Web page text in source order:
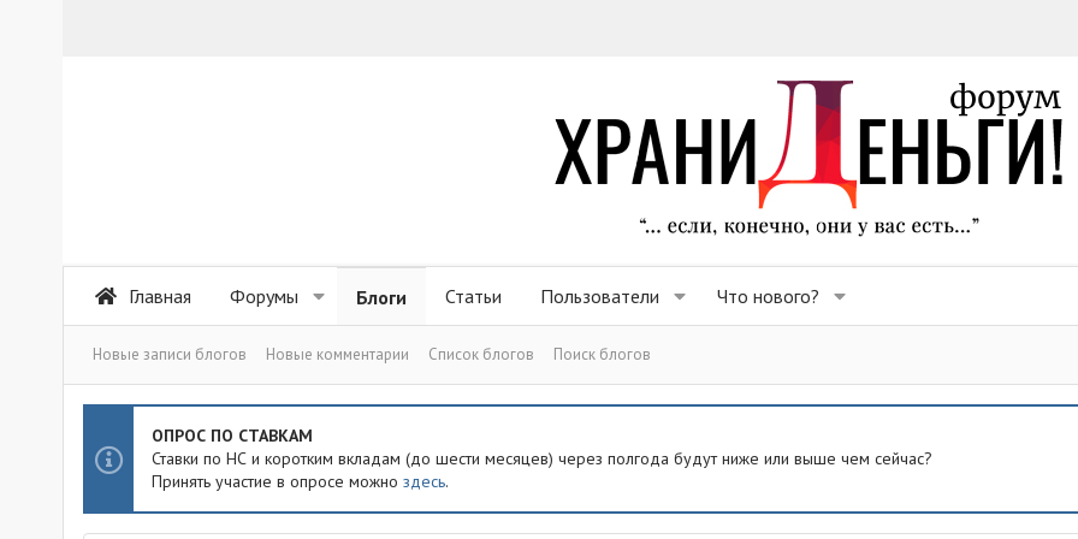
Главная Форумы Блоги Статьи Пользователи Что нового?
Новые записи блогов Новые комментарии Список блогов Поиск блогов
ОПРОС ПО СТАВКАМ
Ставки по НС и коротким вкладам (до шести месяцев) через полгода будут ниже или выше чем сейчас?
Принять участие в опросе можно здесь.